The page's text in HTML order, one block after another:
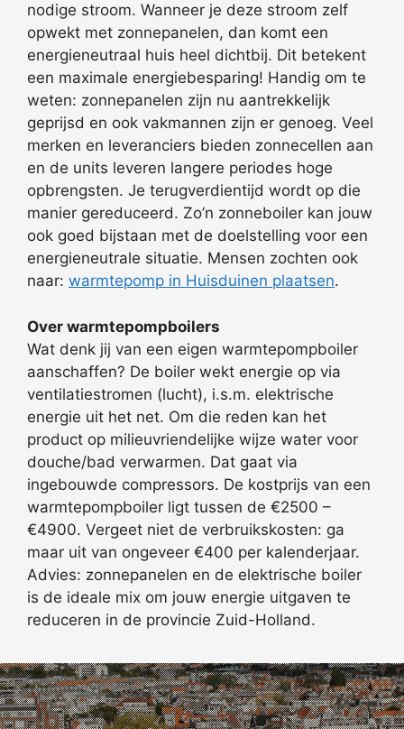
nodige stroom. Wanneer je deze stroom zelf
opwekt met zonnepanelen, dan komt een
energieneutraal huis heel dichtbij. Dit betekent
een maximale energiebesparing! Handig om te
weten: zonnepanelen zijn nu aantrekkelijk
geprijsd en ook vakmannen zijn er genoeg. Veel
merken en leveranciers bieden zonnecellen aan
en de units leveren langere periodes hoge
opbrengsten. Je terugverdientijd wordt op die
manier gereduceerd. Zo’n zonneboiler kan jouw
ook goed bijstaan met de doelstelling voor een
energieneutrale situatie. Mensen zochten ook
naar: warmtepomp in Huisduinen plaatsen.
Over warmtepompboilers
Wat denk jij van een eigen warmtepompboiler
aanschaffen? De boiler wekt energie op via
ventilatiestromen (lucht), i.s.m. elektrische
energie uit het net. Om die reden kan het
product op milieuvriendelijke wijze water voor
douche/bad verwarmen. Dat gaat via
ingebouwde compressors. De kostprijs van een
warmtepompboiler ligt tussen de €2500 –
€4900. Vergeet niet de verbruikskosten: ga
maar uit van ongeveer €400 per kalenderjaar.
Advies: zonnepanelen en de elektrische boiler
is de ideale mix om jouw energie uitgaven te
reduceren in de provincie Zuid-Holland.